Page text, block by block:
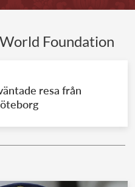
Foundation
resa från